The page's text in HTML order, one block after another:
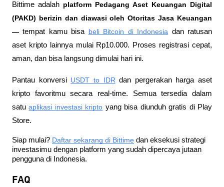
Bittime adalah platform Pedagang Aset Keuangan Digital
(PAKD) berizin dan diawasi oleh Otoritas Jasa Keuangan
— tempat kamu bisa beli Bitcoin di Indonesia dan ratusan
aset kripto lainnya mulai Rp10.000. Proses registrasi cepat,
aman, dan bisa langsung dimulai hari ini.
Pantau konversi USDT to IDR dan pergerakan harga aset
kripto favoritmu secara real-time. Semua tersedia dalam
satu aplikasi investasi kripto yang bisa diunduh gratis di Play
Store.
Siap mulai? Daftar sekarang di Bittime dan eksekusi strategi
investasimu dengan platform yang sudah dipercaya jutaan
pengguna di Indonesia.
FAQ